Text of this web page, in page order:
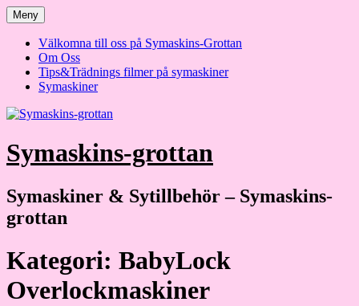
Hoppa
till
innehåll
Meny
Välkomna till oss på Symaskins-Grottan
Om Oss
Tips&Trädnings filmer på symaskiner
Symaskiner
Symaskins-grottan
Symaskiner & Sytillbehör – Symaskins-
grottan
Kategori: BabyLock
Overlockmaskiner